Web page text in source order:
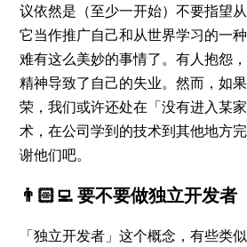
议依然是（至少一开始）不要指望
它当作推广自己和从世界学习的一
难有这么美妙的事情了。有人抱怨
精神导致了自己的失业。然而，如
荣，我们或许还处在「没有进入某
术，在公司学到的技术到其他地方
谢他们吧。
👨🏻‍💻要不要做独立开发者
「独立开发者」这个概念，有些类